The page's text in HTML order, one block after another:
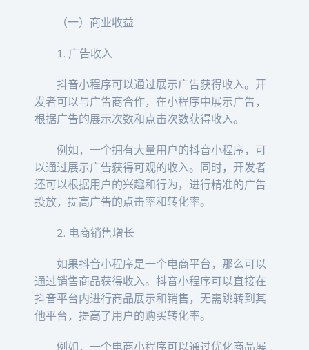
（一）商业收益
1. 广告收入
抖音小程序可以通过展示广告获得收入。开
发者可以与广告商合作，在小程序中展示广告，
根据广告的展示次数和点击次数获得收入。
例如，一个拥有大量用户的抖音小程序，可
以通过展示广告获得可观的收入。同时，开发者
还可以根据用户的兴趣和行为，进行精准的广告
投放，提高广告的点击率和转化率。
2. 电商销售增长
如果抖音小程序是一个电商平台，那么可以
通过销售商品获得收入。抖音小程序可以直接在
抖音平台内进行商品展示和销售，无需跳转到其
他平台，提高了用户的购买转化率。